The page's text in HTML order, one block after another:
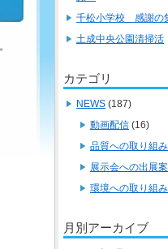
千松小学校 感謝の
土成中央公園清掃活
カテゴリ
NEWS (187)
動画配信 (16)
品質への取り組み
展示会への出展
環境への取り組み
月別アーカイブ